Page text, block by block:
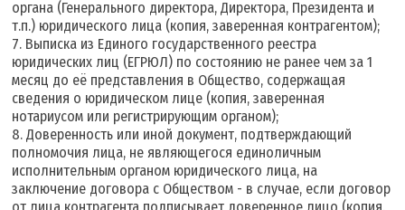
органа (Генерального директора, Директора, Президента и
т.п.) юридического лица (копия, заверенная контрагентом);
7. Выписка из Единого государственного реестра
юридических лиц (ЕГРЮЛ) по состоянию не ранее чем за 1
месяц до её представления в Общество, содержащая
сведения о юридическом лице (копия, заверенная
нотариусом или регистрирующим органом);
8. Доверенность или иной документ, подтверждающий
полномочия лица, не являющегося единоличным
исполнительным органом юридического лица, на
заключение договора с Обществом - в случае, если договор